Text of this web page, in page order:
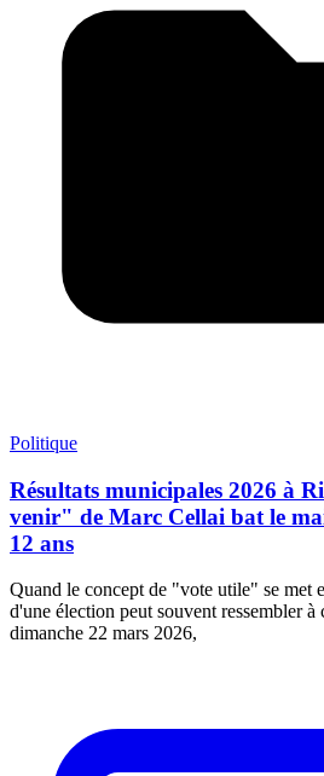
Politique
Résultats municipales 2026 à
venir" de Marc Cellai bat le
12 ans
Quand le concept de "vote utile" se met
d'une élection peut souvent ressembler à
dimanche 22 mars 2026,